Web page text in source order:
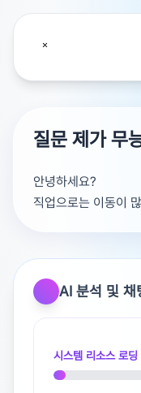
질문 제가 무
안녕하세요?
직업으로는 이동이
사업을 하신다면
기관과의 좋은 인연
https://
AI 분석 및 채
시스템 리소스 로딩